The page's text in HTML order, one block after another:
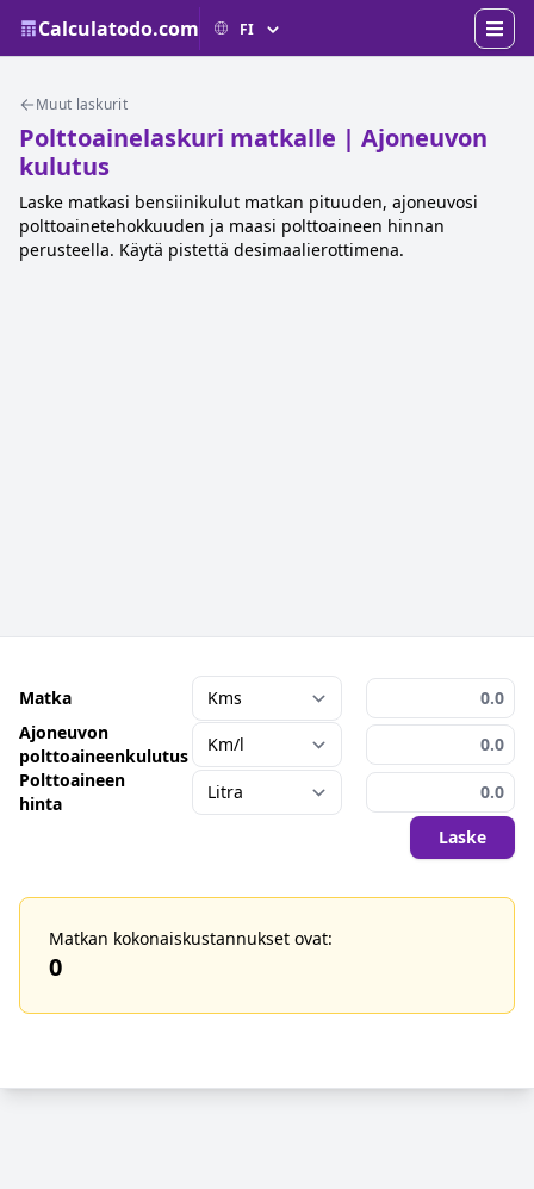
Calculatodo.com
Muut laskurit
Polttoainelaskuri matkalle | Ajoneuvon
kulutus
Laske matkasi bensiinikulut matkan pituuden, ajoneuvosi
polttoainetehokkuuden ja maasi polttoaineen hinnan
perusteella. Käytä pistettä desimaalierottimena.
Matka
Ajoneuvon
polttoaineenkulutus
Polttoaineen
hinta
Laske
Matkan kokonaiskustannukset ovat:
0